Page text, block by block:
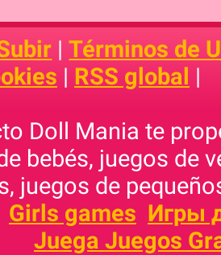
|Términos de
| RSS global |
Doll Mania te
bebés, juegos de
juegos de
Girls games Игры
Juega Juegos